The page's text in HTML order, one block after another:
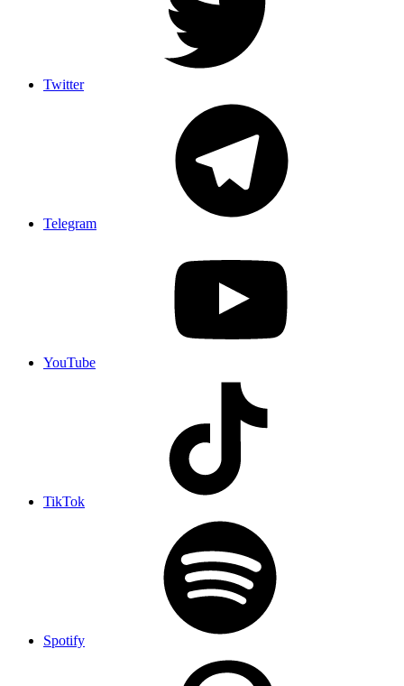
Twitter
Telegram
YouTube
TikTok
Spotify